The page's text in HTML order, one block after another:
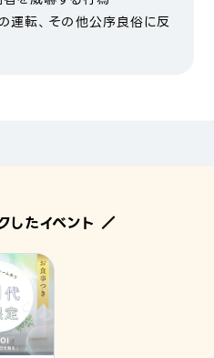
運転、その他公序良俗に反
したイベント ／